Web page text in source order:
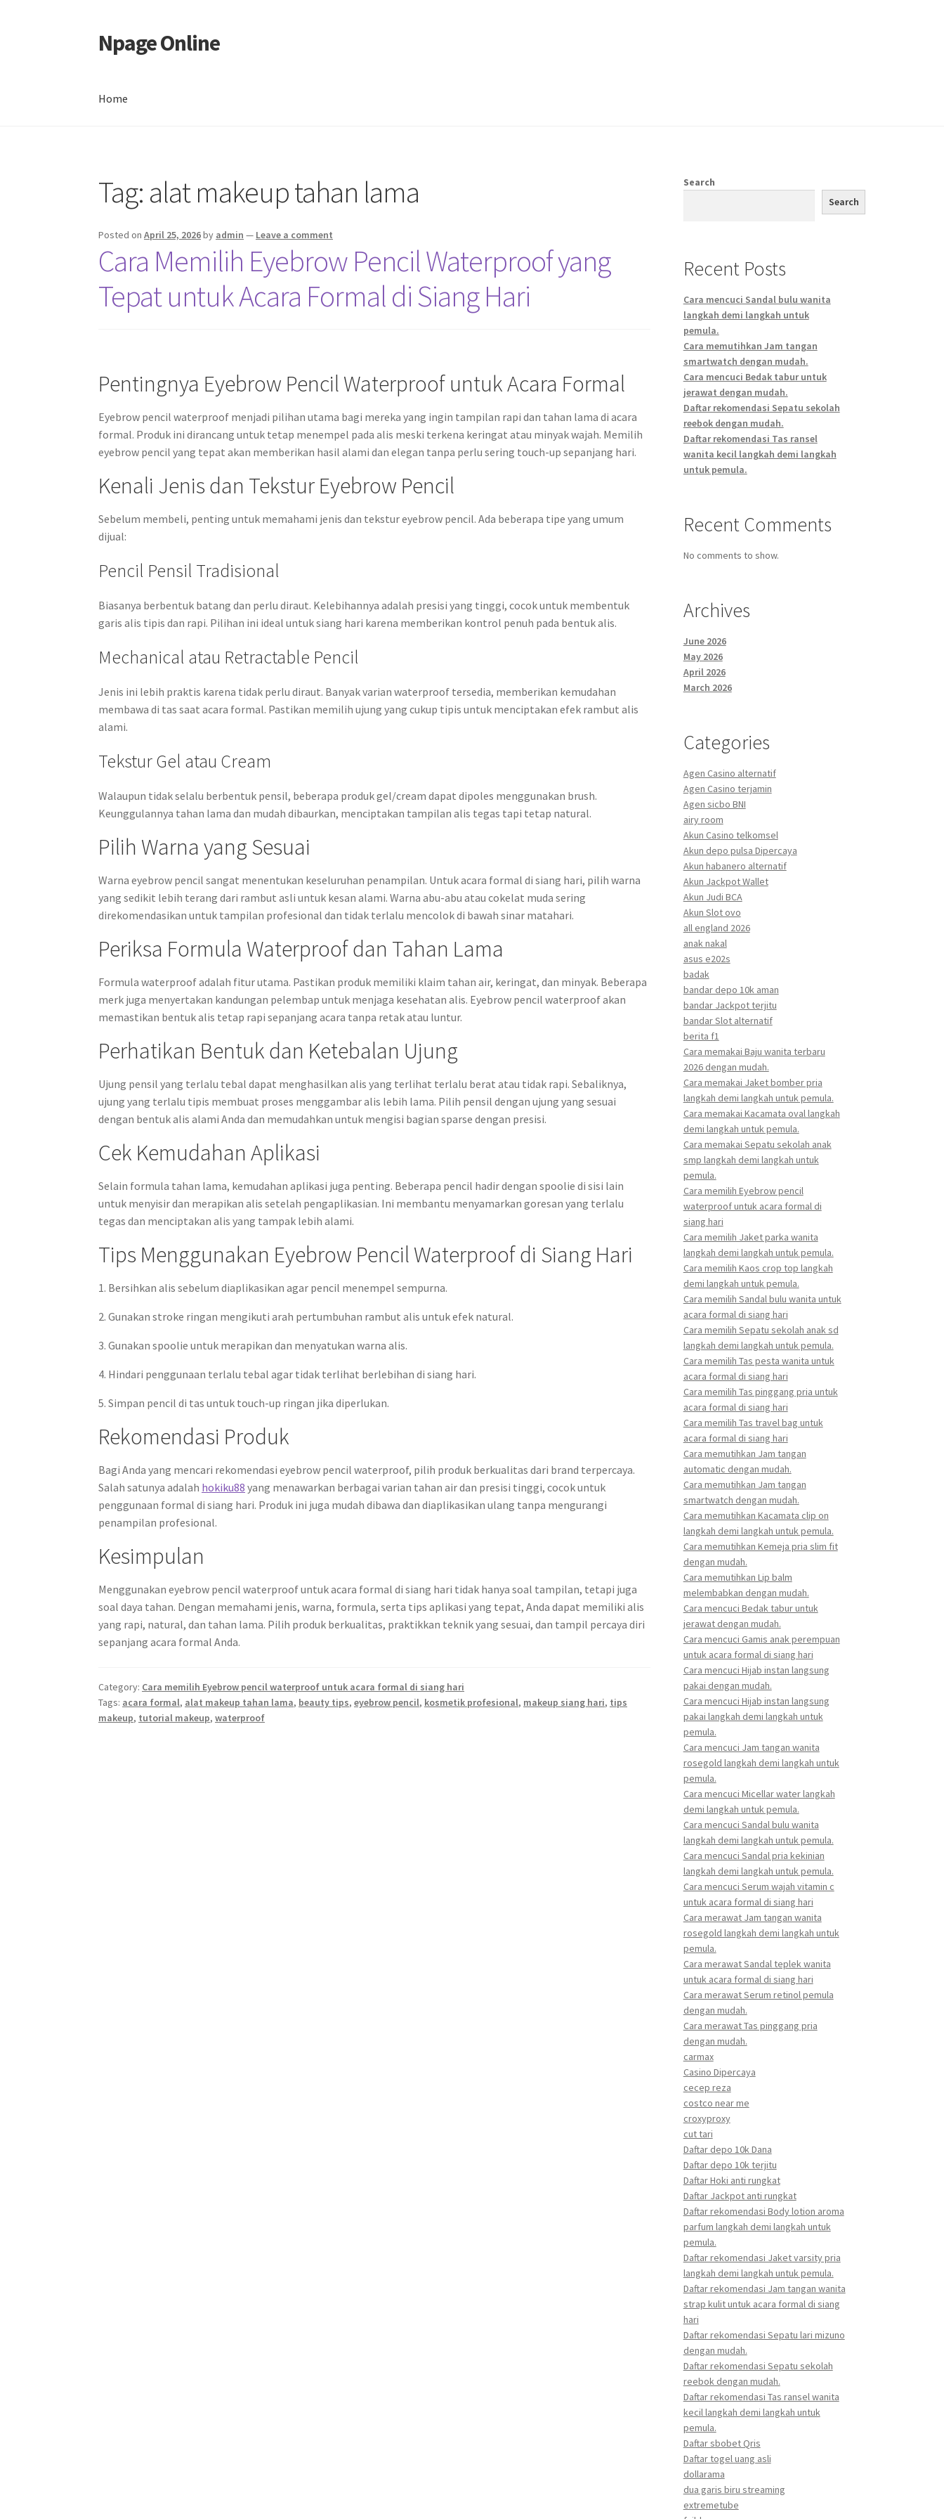
Skip
to
Skip
to
Npage Online
Home
Tag: alat makeup tahan lama
Posted onApril 25, 2026by admin — Leave a comment
Cara Memilih Eyebrow Pencil Waterproof yang
Tepat untuk Acara Formal di Siang Hari
Pentingnya Eyebrow Pencil Waterproof untuk Acara Formal
Eyebrow pencil waterproof menjadi pilihan utama bagi mereka yang ingin tampilan rapi dan tahan lama di acara
formal. Produk ini dirancang untuk tetap menempel pada alis meski terkena keringat atau minyak wajah. Memilih
eyebrow pencil yang tepat akan memberikan hasil alami dan elegan tanpa perlu sering touch-up sepanjang hari.
Kenali Jenis dan Tekstur Eyebrow Pencil
Sebelum membeli, penting untuk memahami jenis dan tekstur eyebrow pencil. Ada beberapa tipe yang umum
dijual:
Pencil Pensil Tradisional
Biasanya berbentuk batang dan perlu diraut. Kelebihannya adalah presisi yang tinggi, cocok untuk membentuk
garis alis tipis dan rapi. Pilihan ini ideal untuk siang hari karena memberikan kontrol penuh pada bentuk alis.
Mechanical atau Retractable Pencil
Jenis ini lebih praktis karena tidak perlu diraut. Banyak varian waterproof tersedia, memberikan kemudahan
membawa di tas saat acara formal. Pastikan memilih ujung yang cukup tipis untuk menciptakan efek rambut alis
alami.
Tekstur Gel atau Cream
Walaupun tidak selalu berbentuk pensil, beberapa produk gel/cream dapat dipoles menggunakan brush.
Keunggulannya tahan lama dan mudah dibaurkan, menciptakan tampilan alis tegas tapi tetap natural.
Pilih Warna yang Sesuai
Warna eyebrow pencil sangat menentukan keseluruhan penampilan. Untuk acara formal di siang hari, pilih warna
yang sedikit lebih terang dari rambut asli untuk kesan alami. Warna abu-abu atau cokelat muda sering
direkomendasikan untuk tampilan profesional dan tidak terlalu mencolok di bawah sinar matahari.
Periksa Formula Waterproof dan Tahan Lama
Formula waterproof adalah fitur utama. Pastikan produk memiliki klaim tahan air, keringat, dan minyak. Beberapa
merk juga menyertakan kandungan pelembap untuk menjaga kesehatan alis. Eyebrow pencil waterproof akan
memastikan bentuk alis tetap rapi sepanjang acara tanpa retak atau luntur.
Perhatikan Bentuk dan Ketebalan Ujung
Ujung pensil yang terlalu tebal dapat menghasilkan alis yang terlihat terlalu berat atau tidak rapi. Sebaliknya,
ujung yang terlalu tipis membuat proses menggambar alis lebih lama. Pilih pensil dengan ujung yang sesuai
dengan bentuk alis alami Anda dan memudahkan untuk mengisi bagian sparse dengan presisi.
Cek Kemudahan Aplikasi
Selain formula tahan lama, kemudahan aplikasi juga penting. Beberapa pencil hadir dengan spoolie di sisi lain
untuk menyisir dan merapikan alis setelah pengaplikasian. Ini membantu menyamarkan goresan yang terlalu
tegas dan menciptakan alis yang tampak lebih alami.
Tips Menggunakan Eyebrow Pencil Waterproof di Siang Hari
1. Bersihkan alis sebelum diaplikasikan agar pencil menempel sempurna.
2. Gunakan stroke ringan mengikuti arah pertumbuhan rambut alis untuk efek natural.
3. Gunakan spoolie untuk merapikan dan menyatukan warna alis.
4. Hindari penggunaan terlalu tebal agar tidak terlihat berlebihan di siang hari.
5. Simpan pencil di tas untuk touch-up ringan jika diperlukan.
Rekomendasi Produk
Bagi Anda yang mencari rekomendasi eyebrow pencil waterproof, pilih produk berkualitas dari brand terpercaya.
Salah satunya adalah hokiku88 yang menawarkan berbagai varian tahan air dan presisi tinggi, cocok untuk
penggunaan formal di siang hari. Produk ini juga mudah dibawa dan diaplikasikan ulang tanpa mengurangi
penampilan profesional.
Kesimpulan
Menggunakan eyebrow pencil waterproof untuk acara formal di siang hari tidak hanya soal tampilan, tetapi juga
soal daya tahan. Dengan memahami jenis, warna, formula, serta tips aplikasi yang tepat, Anda dapat memiliki alis
yang rapi, natural, dan tahan lama. Pilih produk berkualitas, praktikkan teknik yang sesuai, dan tampil percaya diri
sepanjang acara formal Anda.
Category: Cara memilih Eyebrow pencil waterproof untuk acara formal di siang hari
Tags: acara formal, alat makeup tahan lama, beauty tips,eyebrow pencil, kosmetik profesional, makeup siang hari, tips
makeup, tutorial makeup,waterproof
Search
Search
Recent Posts
Cara mencuci Sandal bulu wanita
langkah demi langkah untuk
pemula.
Cara memutihkan Jam tangan
smartwatch dengan mudah.
Cara mencuci Bedak tabur untuk
jerawat dengan mudah.
Daftar rekomendasi Sepatu sekolah
reebok dengan mudah.
Daftar rekomendasi Tas ransel
wanita kecil langkah demi langkah
untuk pemula.
Recent Comments
No comments to show.
Archives
June 2026
May 2026
April 2026
March 2026
Categories
Agen Casino alternatif
Agen Casino terjamin
Agen sicbo BNI
airy room
Akun Casino telkomsel
Akun depo pulsa Dipercaya
Akun habanero alternatif
Akun Jackpot Wallet
Akun Judi BCA
Akun Slot ovo
all england 2026
anak nakal
asus e202s
badak
bandar depo 10k aman
bandar Jackpot terjitu
bandar Slot alternatif
berita f1
Cara memakai Baju wanita terbaru
2026 dengan mudah.
Cara memakai Jaket bomber pria
langkah demi langkah untuk pemula.
Cara memakai Kacamata oval langkah
demi langkah untuk pemula.
Cara memakai Sepatu sekolah anak
smp langkah demi langkah untuk
pemula.
Cara memilih Eyebrow pencil
waterproof untuk acara formal di
siang hari
Cara memilih Jaket parka wanita
langkah demi langkah untuk pemula.
Cara memilih Kaos crop top langkah
demi langkah untuk pemula.
Cara memilih Sandal bulu wanita untuk
acara formal di siang hari
Cara memilih Sepatu sekolah anak sd
langkah demi langkah untuk pemula.
Cara memilih Tas pesta wanita untuk
acara formal di siang hari
Cara memilih Tas pinggang pria untuk
acara formal di siang hari
Cara memilih Tas travel bag untuk
acara formal di siang hari
Cara memutihkan Jam tangan
automatic dengan mudah.
Cara memutihkan Jam tangan
smartwatch dengan mudah.
Cara memutihkan Kacamata clip on
langkah demi langkah untuk pemula.
Cara memutihkan Kemeja pria slim fit
dengan mudah.
Cara memutihkan Lip balm
melembabkan dengan mudah.
Cara mencuci Bedak tabur untuk
jerawat dengan mudah.
Cara mencuci Gamis anak perempuan
untuk acara formal di siang hari
Cara mencuci Hijab instan langsung
pakai dengan mudah.
Cara mencuci Hijab instan langsung
pakai langkah demi langkah untuk
pemula.
Cara mencuci Jam tangan wanita
rosegold langkah demi langkah untuk
pemula.
Cara mencuci Micellar water langkah
demi langkah untuk pemula.
Cara mencuci Sandal bulu wanita
langkah demi langkah untuk pemula.
Cara mencuci Sandal pria kekinian
langkah demi langkah untuk pemula.
Cara mencuci Serum wajah vitamin c
untuk acara formal di siang hari
Cara merawat Jam tangan wanita
rosegold langkah demi langkah untuk
pemula.
Cara merawat Sandal teplek wanita
untuk acara formal di siang hari
Cara merawat Serum retinol pemula
dengan mudah.
Cara merawat Tas pinggang pria
dengan mudah.
carmax
Casino Dipercaya
cecep reza
costco near me
croxyproxy
cut tari
Daftar depo 10k Dana
Daftar depo 10k terjitu
Daftar Hoki anti rungkat
Daftar Jackpot anti rungkat
Daftar rekomendasi Body lotion aroma
parfum langkah demi langkah untuk
pemula.
Daftar rekomendasi Jaket varsity pria
langkah demi langkah untuk pemula.
Daftar rekomendasi Jam tangan wanita
strap kulit untuk acara formal di siang
hari
Daftar rekomendasi Sepatu lari mizuno
dengan mudah.
Daftar rekomendasi Sepatu sekolah
reebok dengan mudah.
Daftar rekomendasi Tas ransel wanita
kecil langkah demi langkah untuk
pemula.
Daftar sbobet Qris
Daftar togel uang asli
dollarama
dua garis biru streaming
extremetube